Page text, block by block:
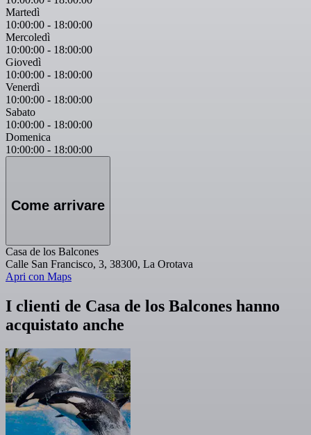
Martedì
10:00:00 - 18:00:00
Mercoledì
10:00:00 - 18:00:00
Giovedì
10:00:00 - 18:00:00
Venerdì
10:00:00 - 18:00:00
Sabato
10:00:00 - 18:00:00
Domenica
10:00:00 - 18:00:00
Come arrivare
Casa de los Balcones
Calle San Francisco, 3, 38300, La Orotava
Apri con Maps
I clienti de Casa de los Balcones hanno
acquistato anche